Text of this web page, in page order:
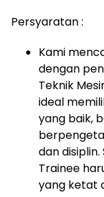
Persyaratan :
Kami
dengan
Teknik
ideal
yang baik,
dan
Trainee
yang ketat